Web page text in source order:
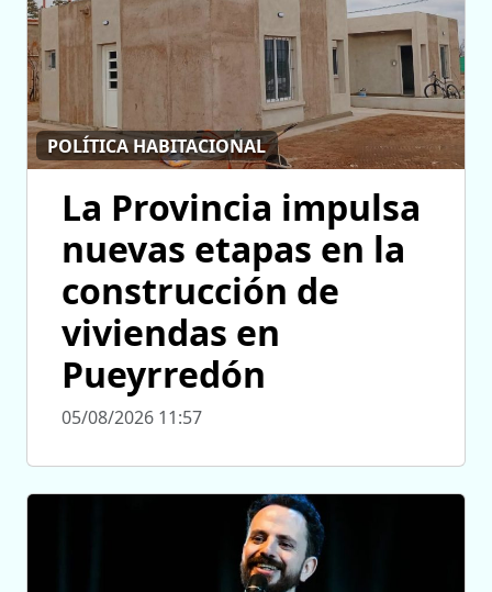
POLÍTICA HABITACIONAL
La Provincia impulsa
nuevas etapas en la
construcción de
viviendas en
Pueyrredón
05/08/2026 11:57